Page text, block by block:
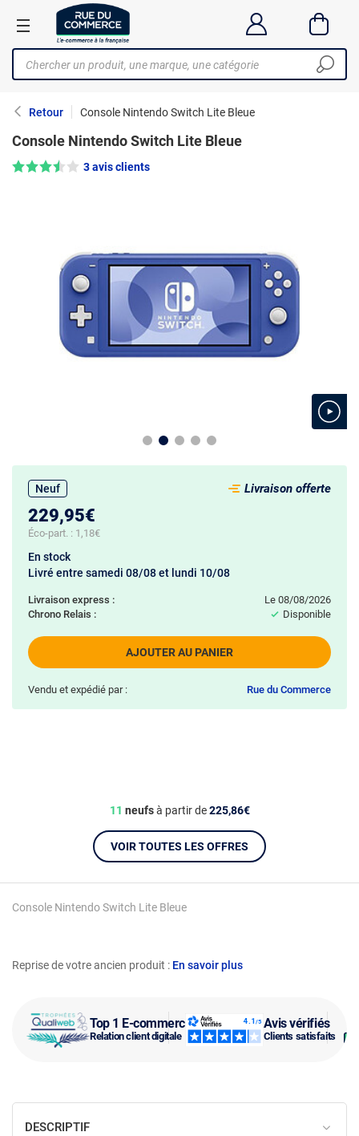
Retour Console Nintendo Switch Lite Bleue
Top 1 E-commerce
Relation client digitale
Avis vérifiés
Clients satisfaits
Reprise de votre ancien produit : En savoir plus
Console Nintendo Switch Lite Bleue
Note : 3.5/5 — 3 avis clients
Console Nintendo Switch Lite Bleue
Neuf
229,95€
Éco-part. : 1,18€
AJOUTER AU PANIER
En stock
Livraison express :
le 08/08/2026
Chrono Relais :
Disponible
Livré entre samedi 08/08 et lundi 10/08
Livraison offerte
Vendu et expédié par : Rue du Commerce
11 neufsà partir de225,86€
VOIR TOUTES LES OFFRES
DESCRIPTIF